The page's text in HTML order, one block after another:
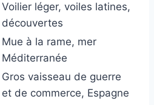
Voilier léger, voiles latines,
découvertes
Mue à la rame, mer
Méditerranée
Gros vaisseau de guerre
et de commerce, Espagne